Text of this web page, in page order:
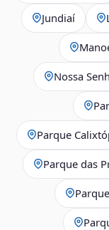
Jundiaí
Nossa
Parque
Parque das